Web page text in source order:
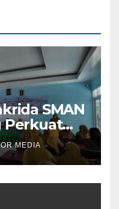
SMAN
Perkuat
dan
MEDIA